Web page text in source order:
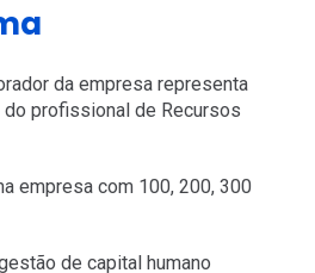
da empresa representa
do profissional de Recursos
empresa com 100, 200, 300
de capital humano